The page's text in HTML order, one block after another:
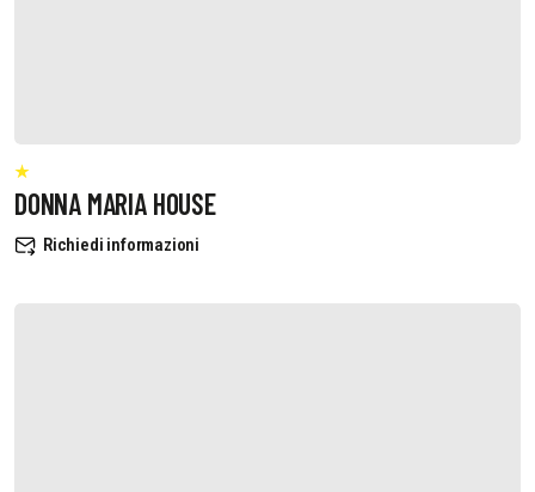
DONNA MARIA HOUSE
Richiedi informazioni